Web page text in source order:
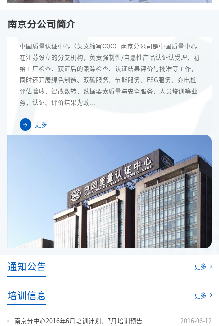
南京分公司简介
中国质量认证中心（英文缩写CQC）南京分公司是中国质量中心
在江苏设立的分支机构，负责强制性/自愿性产品认证认受理、初
始工厂检查、获证后的跟踪检查、认证结果评价与批准等工作，
同时还开展绿色制造、双碳服务、节能服务、ESG服务、充电桩
评估验收、智改数转、数据要素质量与安全服务、人员培训等业
务，认证、评价结果为政...
更多
通知公告 更多
培训信息 更多
南京分中心2016年6月培训计划、7月培训预告 2016-06-12